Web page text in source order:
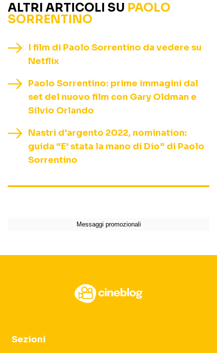
ALTRI ARTICOLI SU PAOLO
SORRENTINO
I film di Paolo Sorrentino da vedere su
Netflix
Paolo Sorrentino: prime immagini dal
set del nuovo film con Gary Oldman e
Silvio Orlando
Nastri d’argento 2022, nomination:
guida “E’ stata la mano di Dio” di Paolo
Sorrentino
Sezioni